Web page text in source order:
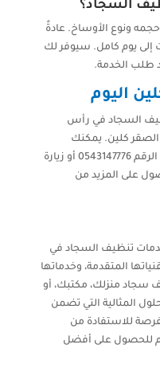
السجاد؟
ونوع الأوساخ. عادةً
يوم كامل. سيوفر لك
طلب الخدمة.
اليوم
السجاد في رأس
الصقر كلين. يمكنك
التواصل مع الشركة عبر الهاتف على الرقم 0543147776 أو زيارة
على المزيد من
تنظيف السجاد في
المتقدمة، وخدماتها
سجاد منزلك، مكتبك، أو
المثالية التي تضمن
للاستفادة من
للحصول على أفضل